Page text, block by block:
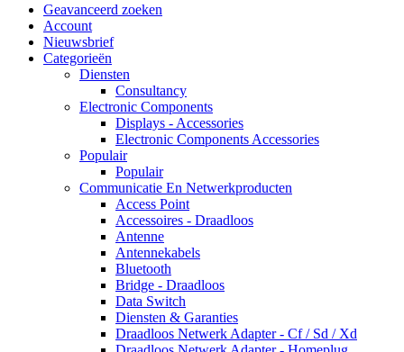
Geavanceerd zoeken
Account
Nieuwsbrief
Categorieën
Diensten
Consultancy
Electronic Components
Displays - Accessories
Electronic Components Accessories
Populair
Populair
Communicatie En Netwerkproducten
Access Point
Accessoires - Draadloos
Antenne
Antennekabels
Bluetooth
Bridge - Draadloos
Data Switch
Diensten & Garanties
Draadloos Netwerk Adapter - Cf / Sd / Xd